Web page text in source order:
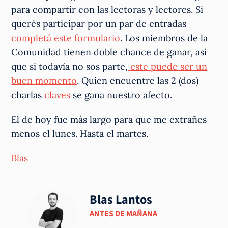
para compartir con las lectoras y lectores. Si
querés participar por un par de entradas
completá este formulario. Los miembros de la
Comunidad tienen doble chance de ganar, así
que si todavía no sos parte, este puede ser un
buen momento. Quien encuentre las 2 (dos)
charlasclaves se gana nuestro afecto.
El de hoy fue más largo para que me extrañes
menos el lunes. Hasta el martes.
Blas
Blas Lantos
ANTES DE MAÑANA